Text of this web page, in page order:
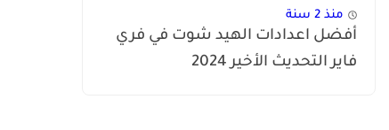
منذ 2 سنة
أفضل اعدادات الهيد شوت في فري
فاير التحديث الأخير 2024